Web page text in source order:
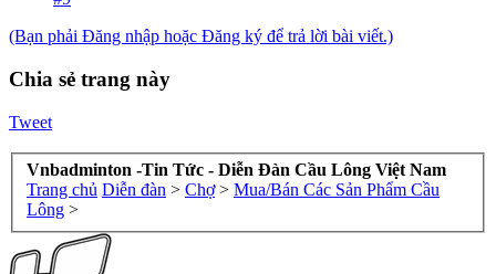
(Bạn phải Đăng nhập hoặc Đăng ký để trả lời bài viết.)
Chia sẻ trang này
Tweet
Vnbadminton -Tin Tức - Diễn Đàn Cầu Lông Việt Nam
Trang chủ Diễn đàn > Chợ > Mua/Bán Các Sản Phẩm Cầu
Lông >